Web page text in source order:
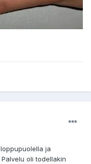
ja
oli todellakin